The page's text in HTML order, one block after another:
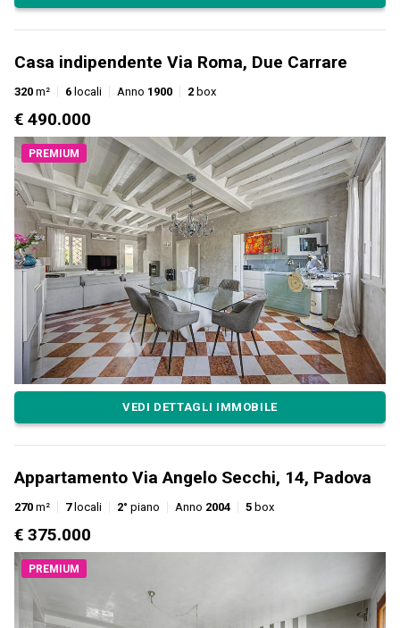
Casa indipendente Via Roma, Due Carrare
320 m² 6 locali Anno 1900 2 box
€ 490.000
PREMIUM
VEDI DETTAGLI IMMOBILE
Appartamento Via Angelo Secchi, 14, Padova
270 m² 7locali 2° piano Anno 2004 5 box
€ 375.000
PREMIUM